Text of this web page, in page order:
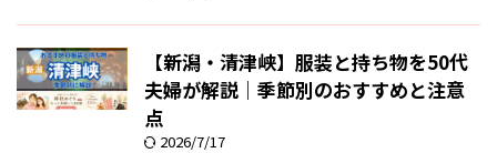
【新潟・清津峡】服装と持ち物を50代
夫婦が解説｜季節別のおすすめと注意
点
2026/7/17